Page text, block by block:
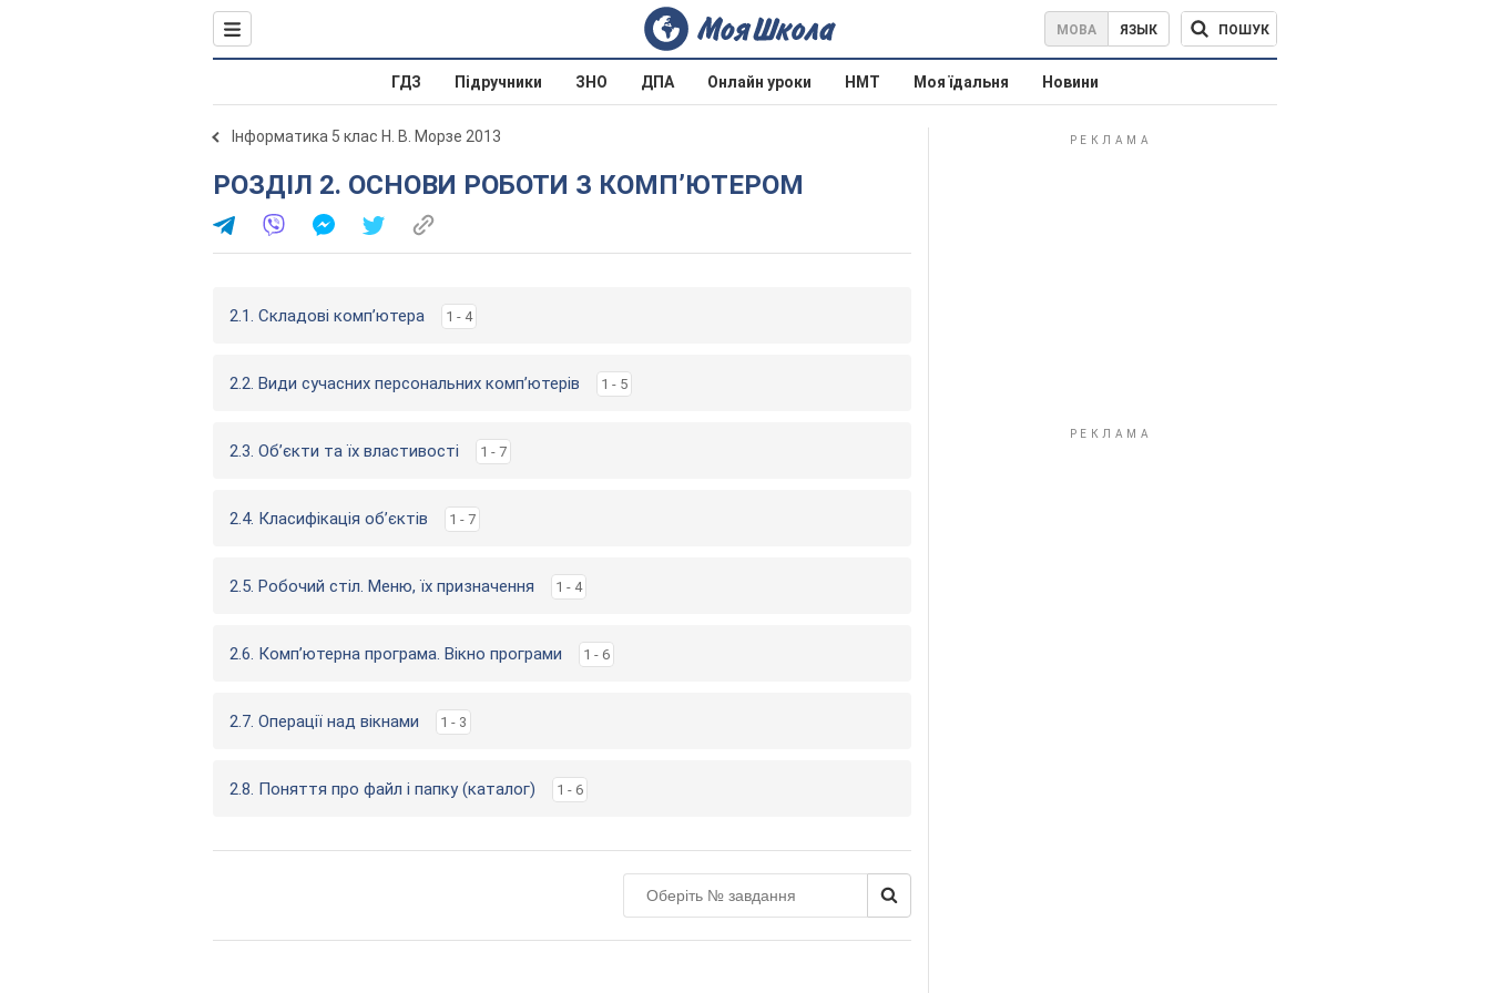
МОВА ЯЗЫК ПОШУК
ГДЗ Підручники ЗНО ДПА Онлайн уроки НМТ Моя їдальня Новини
Інформатика 5 клас Н. В. Морзе 2013
РОЗДІЛ 2. ОСНОВИ РОБОТИ З КОМП’ЮТЕРОМ
2.1. Складові комп’ютера 1 - 4
2.2. Види сучасних персональних комп’ютерів 1 - 5
2.3. Об’єкти та їх властивості 1 - 7
2.4. Класифікація об’єктів 1 - 7
2.5. Робочий стіл. Меню, їх призначення 1 - 4
2.6. Комп’ютерна програма. Вікно програми 1 - 6
2.7. Операції над вікнами 1 - 3
2.8. Поняття про файл і папку (каталог) 1 - 6